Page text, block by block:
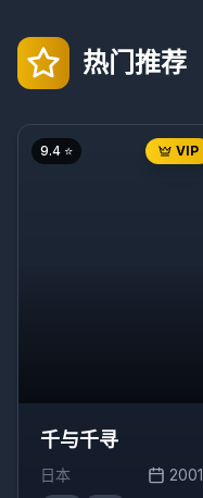
热门推荐
VIP
9.4 ⭐
千与千寻
日本 2001